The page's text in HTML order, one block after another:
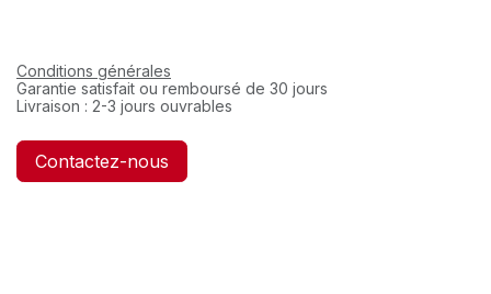
Conditions générales
Garantie satisfait ou remboursé de 30 jours
Livraison : 2-3 jours ouvrables
Contactez-nous